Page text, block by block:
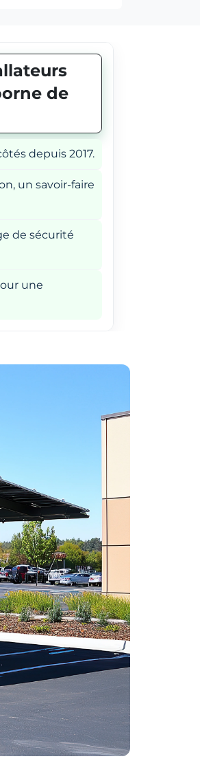
de
depuis 2017.
un savoir-faire
de sécurité
une